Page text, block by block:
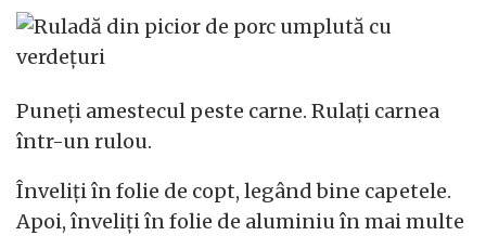
Puneți amestecul peste carne. Rulați carnea
într-un rulou.
Înveliți în folie de copt, legând bine capetele.
Apoi, înveliți în folie de aluminiu în mai multe